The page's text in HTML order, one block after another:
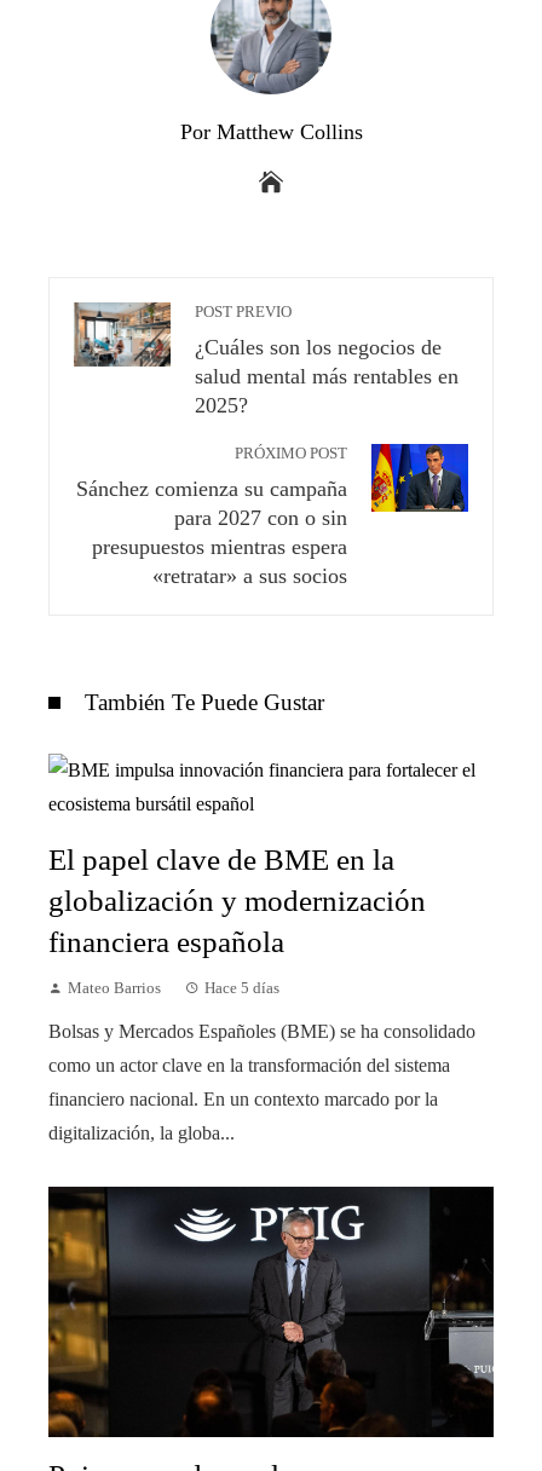
Por Matthew Collins
POST PREVIO
¿Cuáles son los negocios de
salud mental más rentables en
2025?
PRÓXIMO POST
Sánchez comienza su campaña
para 2027 con o sin
presupuestos mientras espera
«retratar» a sus socios
También Te Puede Gustar
El papel clave de BME en la
globalización y modernización
financiera española
Mateo Barrios Hace 5 días
Bolsas y Mercados Españoles (BME) se ha consolidado
como un actor clave en la transformación del sistema
financiero nacional. En un contexto marcado por la
digitalización, la globa...